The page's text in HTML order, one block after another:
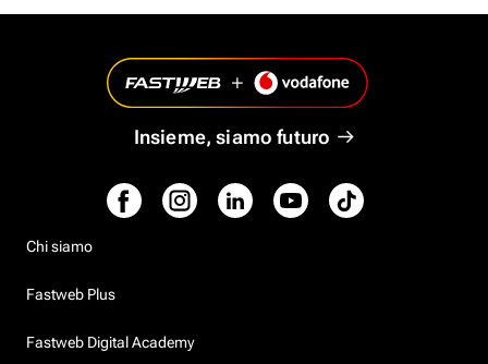
Insieme, siamo futuro
Chi siamo
Fastweb Plus
Fastweb Digital Academy